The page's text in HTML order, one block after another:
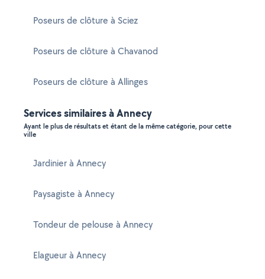
Poseurs de clôture à Sciez
Poseurs de clôture à Chavanod
Poseurs de clôture à Allinges
Services similaires à Annecy
Ayant le plus de résultats et étant de la même catégorie, pour cette
ville
Jardinier à Annecy
Paysagiste à Annecy
Tondeur de pelouse à Annecy
Elagueur à Annecy